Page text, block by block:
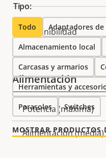
Sostenibilidad
Alimentación
Descripción
de
propiedad
Potencia (máxima)
Alimentación (media)
Tipo:
Todo Adaptadores
Almacenamiento local
Carcasas y armarios
Herramientas y
Parasoles Switches
MOSTRAR PRODUCTOS